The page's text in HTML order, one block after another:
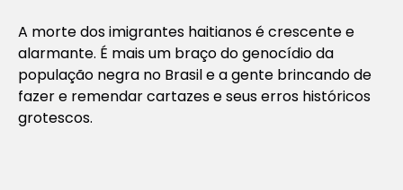
A morte dos imigrantes haitianos é crescente e
alarmante. É mais um braço do genocídio da
população negra no Brasil e a gente brincando de
fazer e remendar cartazes e seus erros históricos
grotescos.